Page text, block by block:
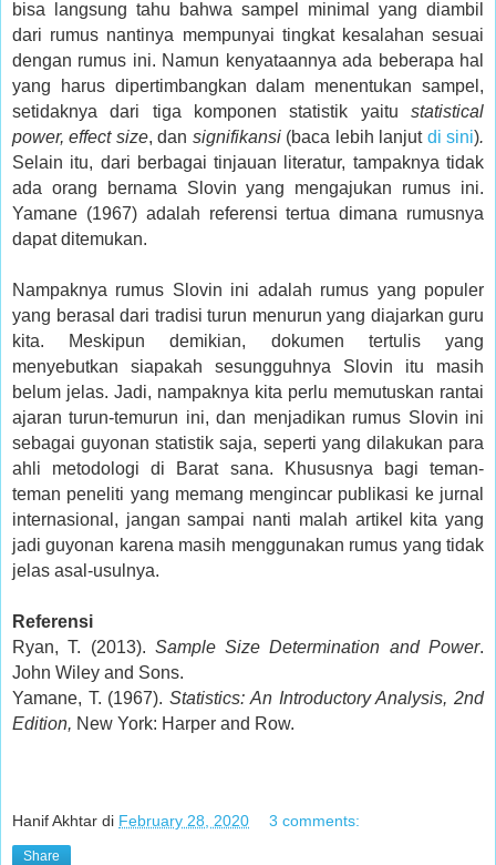
bisa langsung tahu bahwa sampel minimal yang diambil
dari rumus nantinya mempunyai tingkat kesalahan sesuai
dengan rumus ini. Namun kenyataannya ada beberapa hal
yang harus dipertimbangkan dalam menentukan sampel,
setidaknya dari tiga komponen statistik yaitu statistical
power, effect size, dan signifikansi (baca lebih lanjut di sini).
Selain itu, dari berbagai tinjauan literatur, tampaknya tidak
ada orang bernama Slovin yang mengajukan rumus ini.
Yamane (1967) adalah referensi tertua dimana rumusnya
dapat ditemukan.
Nampaknya rumus Slovin ini adalah rumus yang populer
yang berasal dari tradisi turun menurun yang diajarkan guru
kita. Meskipun demikian, dokumen tertulis yang
menyebutkan siapakah sesungguhnya Slovin itu masih
belum jelas. Jadi, nampaknya kita perlu memutuskan rantai
ajaran turun-temurun ini, dan menjadikan rumus Slovin ini
sebagai guyonan statistik saja, seperti yang dilakukan para
ahli metodologi di Barat sana. Khususnya bagi teman-
teman peneliti yang memang mengincar publikasi ke jurnal
internasional, jangan sampai nanti malah artikel kita yang
jadi guyonan karena masih menggunakan rumus yang tidak
jelas asal-usulnya.
Referensi
Ryan, T. (2013). Sample Size Determination and Power.
John Wiley and Sons.
Yamane, T. (1967).Statistics: An Introductory Analysis, 2nd
Edition, New York: Harper and Row.
Hanif Akhtar di February 28, 2020 3 comments:
Share